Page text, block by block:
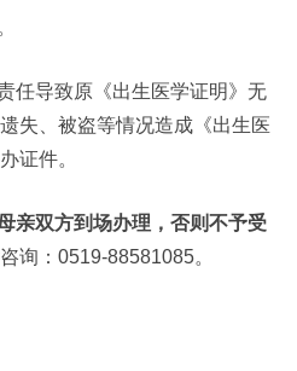
任导致原《出生医学证明》无
失、被盗等情况造成《出生医
证件。
亲双方到场办理，否则不予受
询：0519-88581085。